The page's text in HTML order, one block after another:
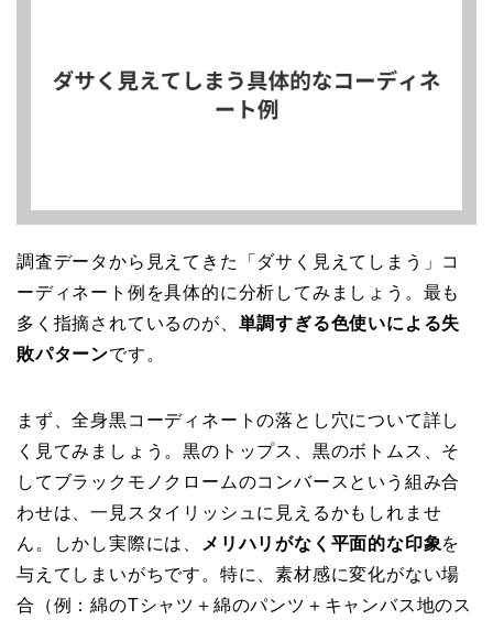
調査データから見えてきた「ダサく見えてしまう」コ
ーディネート例を具体的に分析してみましょう。最も
多く指摘されているのが、 単調すぎる色使いによる失
敗パターンです。
まず、全身黒コーディネートの落とし穴について詳し
く見てみましょう。黒のトップス、黒のボトムス、そ
してブラックモノクロームのコンバースという組み合
わせは、一見スタイリッシュに見えるかもしれませ
ん。しかし実際には、
メリハリがなく平面的な印象を
与えてしまいがちです。特に、素材感に変化がない場
合（例：綿のTシャツ＋綿のパンツ＋キャンバス地のス